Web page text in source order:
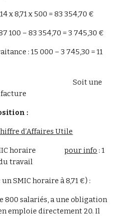
x 8,71 x 500 = 83 354,70 €
100 – 83 354,70 = 3 745,30 €
: 15 000 – 3 745,30 = 11
Soit une
facture
:
d’Affaires Utile
1600 x SMIC horaire
pour info : 1
travail
SMIC horaire à 8,71 €) :
800 salariés, a une obligation
emploie directement 20. Il